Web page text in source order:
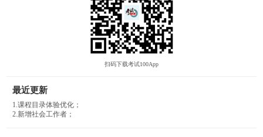
扫码下载考试100App
最近更新
1.课程目录体验优化；
2.新增社会工作者；